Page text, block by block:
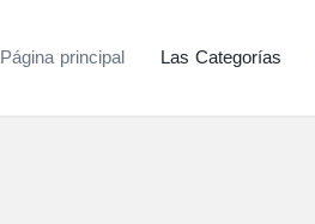
Página principal Las Categorías